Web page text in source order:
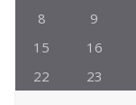
8
9
15
16
22
23